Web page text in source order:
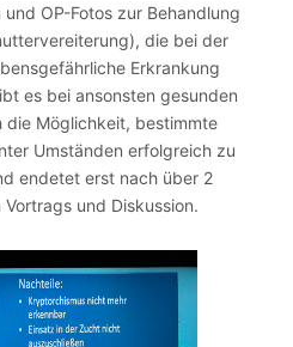
OP-Fotos zur Behandlung
die bei der
Erkrankung
es bei ansonsten gesunden
die Möglichkeit, bestimmte
Umständen erfolgreich zu
endetet erst nach über 2
und Diskussion.